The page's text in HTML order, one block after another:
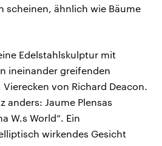
scheinen, ähnlich wie Bäume
Edelstahlskulptur mit
ineinander greifenden
von Richard Deacon.
anders: Jaume Plensas
W.s World“. Ein
wirkendes Gesicht